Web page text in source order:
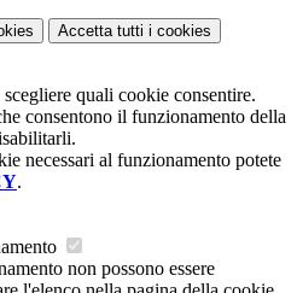
Accetta tutti i cookies
quali cookie consentire.
consentono il funzionamento della
necessari al funzionamento potete
.
non possono essere